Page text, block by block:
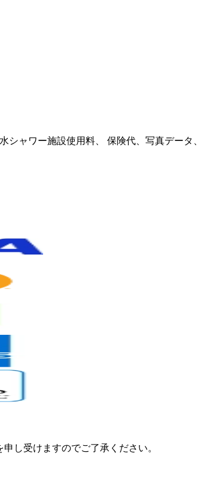
シャワー施設使用料、 保険代、写真デー
し受けますのでご了承ください。